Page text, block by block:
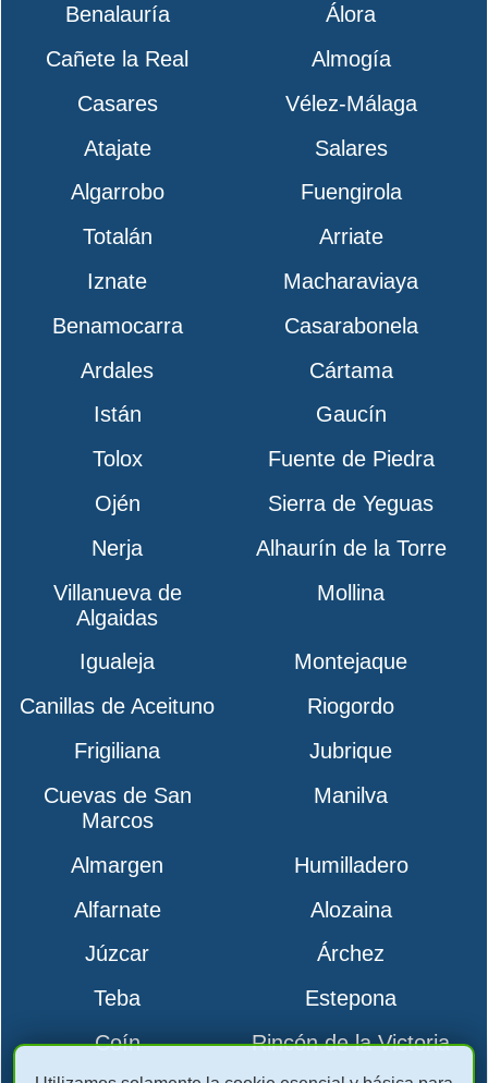
Benalauría
Álora
Cañete la Real
Almogía
Casares
Vélez-Málaga
Atajate
Salares
Algarrobo
Fuengirola
Totalán
Arriate
Iznate
Macharaviaya
Benamocarra
Casarabonela
Ardales
Cártama
Istán
Gaucín
Tolox
Fuente de Piedra
Ojén
Sierra de Yeguas
Nerja
Alhaurín de la Torre
Villanueva de
Algaidas
Mollina
Igualeja
Montejaque
Canillas de Aceituno
Riogordo
Frigiliana
Jubrique
Cuevas de San
Marcos
Manilva
Almargen
Humilladero
Alfarnate
Alozaina
Júzcar
Árchez
Teba
Estepona
Coín
Rincón de la Victoria